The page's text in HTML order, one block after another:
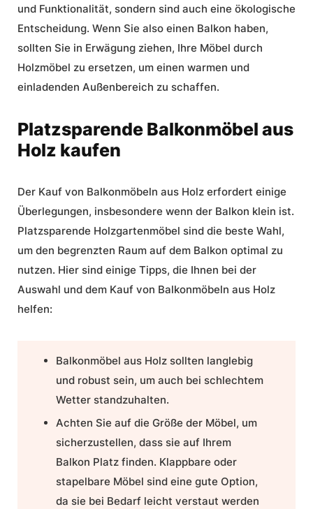
und Funktionalität, sondern sind auch eine ökologische
Entscheidung. Wenn Sie also einen Balkon haben,
sollten Sie in Erwägung ziehen, Ihre Möbel durch
Holzmöbel zu ersetzen, um einen warmen und
einladenden Außenbereich zu schaffen.
Platzsparende Balkonmöbel aus
Holz kaufen
Der Kauf von Balkonmöbeln aus Holz erfordert einige
Überlegungen, insbesondere wenn der Balkon klein ist.
Platzsparende Holzgartenmöbel sind die beste Wahl,
um den begrenzten Raum auf dem Balkon optimal zu
nutzen. Hier sind einige Tipps, die Ihnen bei der
Auswahl und dem Kauf von Balkonmöbeln aus Holz
helfen:
Balkonmöbel aus Holz sollten langlebig
und robust sein, um auch bei schlechtem
Wetter standzuhalten.
Achten Sie auf die Größe der Möbel, um
sicherzustellen, dass sie auf Ihrem
Balkon Platz finden. Klappbare oder
stapelbare Möbel sind eine gute Option,
da sie bei Bedarf leicht verstaut werden